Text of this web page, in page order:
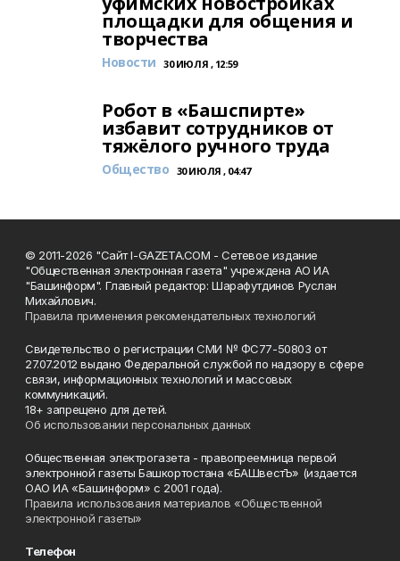
площадки для общения и
творчества
Новости 30 ИЮЛЯ , 12:59
Робот в «Башспирте»
избавит сотрудников от
тяжёлого ручного труда
Общество 30 ИЮЛЯ , 04:47
© 2011-2026 "Сайт I-GAZETA.COM - Сетевое издание
"Общественная электронная газета" учреждена АО ИА
"Башинформ". Главный редактор: Шарафутдинов Руслан
Михайлович.
Правила применения рекомендательных технологий
Свидетельство о регистрации СМИ № ФС77-50803 от
27.07.2012 выдано Федеральной службой по надзору в сфере
связи, информационных технологий и массовых
коммуникаций.
18+ запрещено для детей.
Об использовании персональных данных
Общественная электрогазета - правопреемница первой
электронной газеты Башкортостана «БАШвестЪ» (издается
ОАО ИА «Башинформ» с 2001 года).
Правила использования материалов «Общественной
электронной газеты»
Телефон